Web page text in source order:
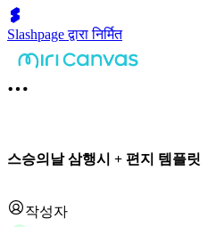
Slashpage द्वारा निर्मित
스승의날 삼행시 + 편지 템플릿
작성자